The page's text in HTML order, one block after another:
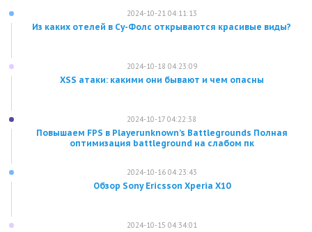
2024-10-21 04:11:13
Из каких отелей в Су-Фолс открываются красивые виды?
2024-10-18 04:23:09
XSS атаки: какими они бывают и чем опасны
2024-10-17 04:22:38
Повышаем FPS в Playerunknown’s Battlegrounds Полная
оптимизация battleground на слабом пк
2024-10-16 04:23:43
Обзор Sony Ericsson Xperia X10
2024-10-15 04:34:01